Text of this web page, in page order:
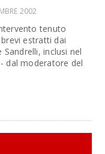
2002
tenuto
estratti dai
inclusi nel
dal moderatore del